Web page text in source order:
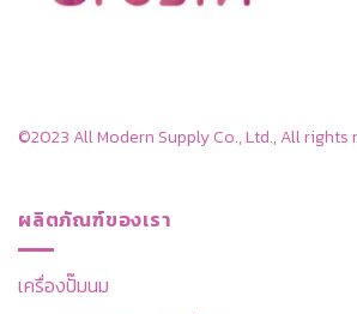
©2023 All Modern Supply Co., Ltd., All rights
ผลิตภัณฑ์ของเรา
เครื่องปั๊มนม